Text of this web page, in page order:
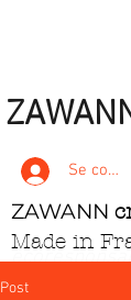
Se
ZAWANN
Made in
Post